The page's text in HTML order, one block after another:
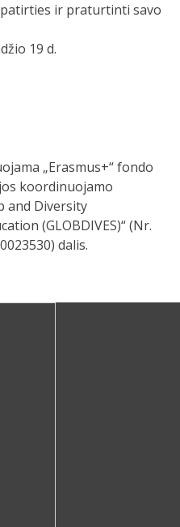
ir praturtinti savo
19 d.
„Erasmus+“ fondo
koordinuojamo
and Diversity
(GLOBDIVES)“ (Nr.
dalis.